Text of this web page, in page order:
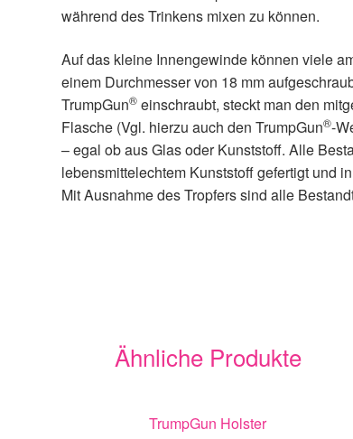
während des Trinkens mixen zu können.
Auf das kleine Innengewinde können viele
einem Durchmesser von 18 mm
TrumpGun® einschraubt, steckt man den
Flasche (Vgl. hierzu auch den TrumpGun®-
– egal ob aus Glas oder Kunststoff. Alle
lebensmittelechtem Kunststoff gefertigt und
Mit Ausnahme des Tropfers sind alle
Ähnliche Produkte
TrumpGun Holster